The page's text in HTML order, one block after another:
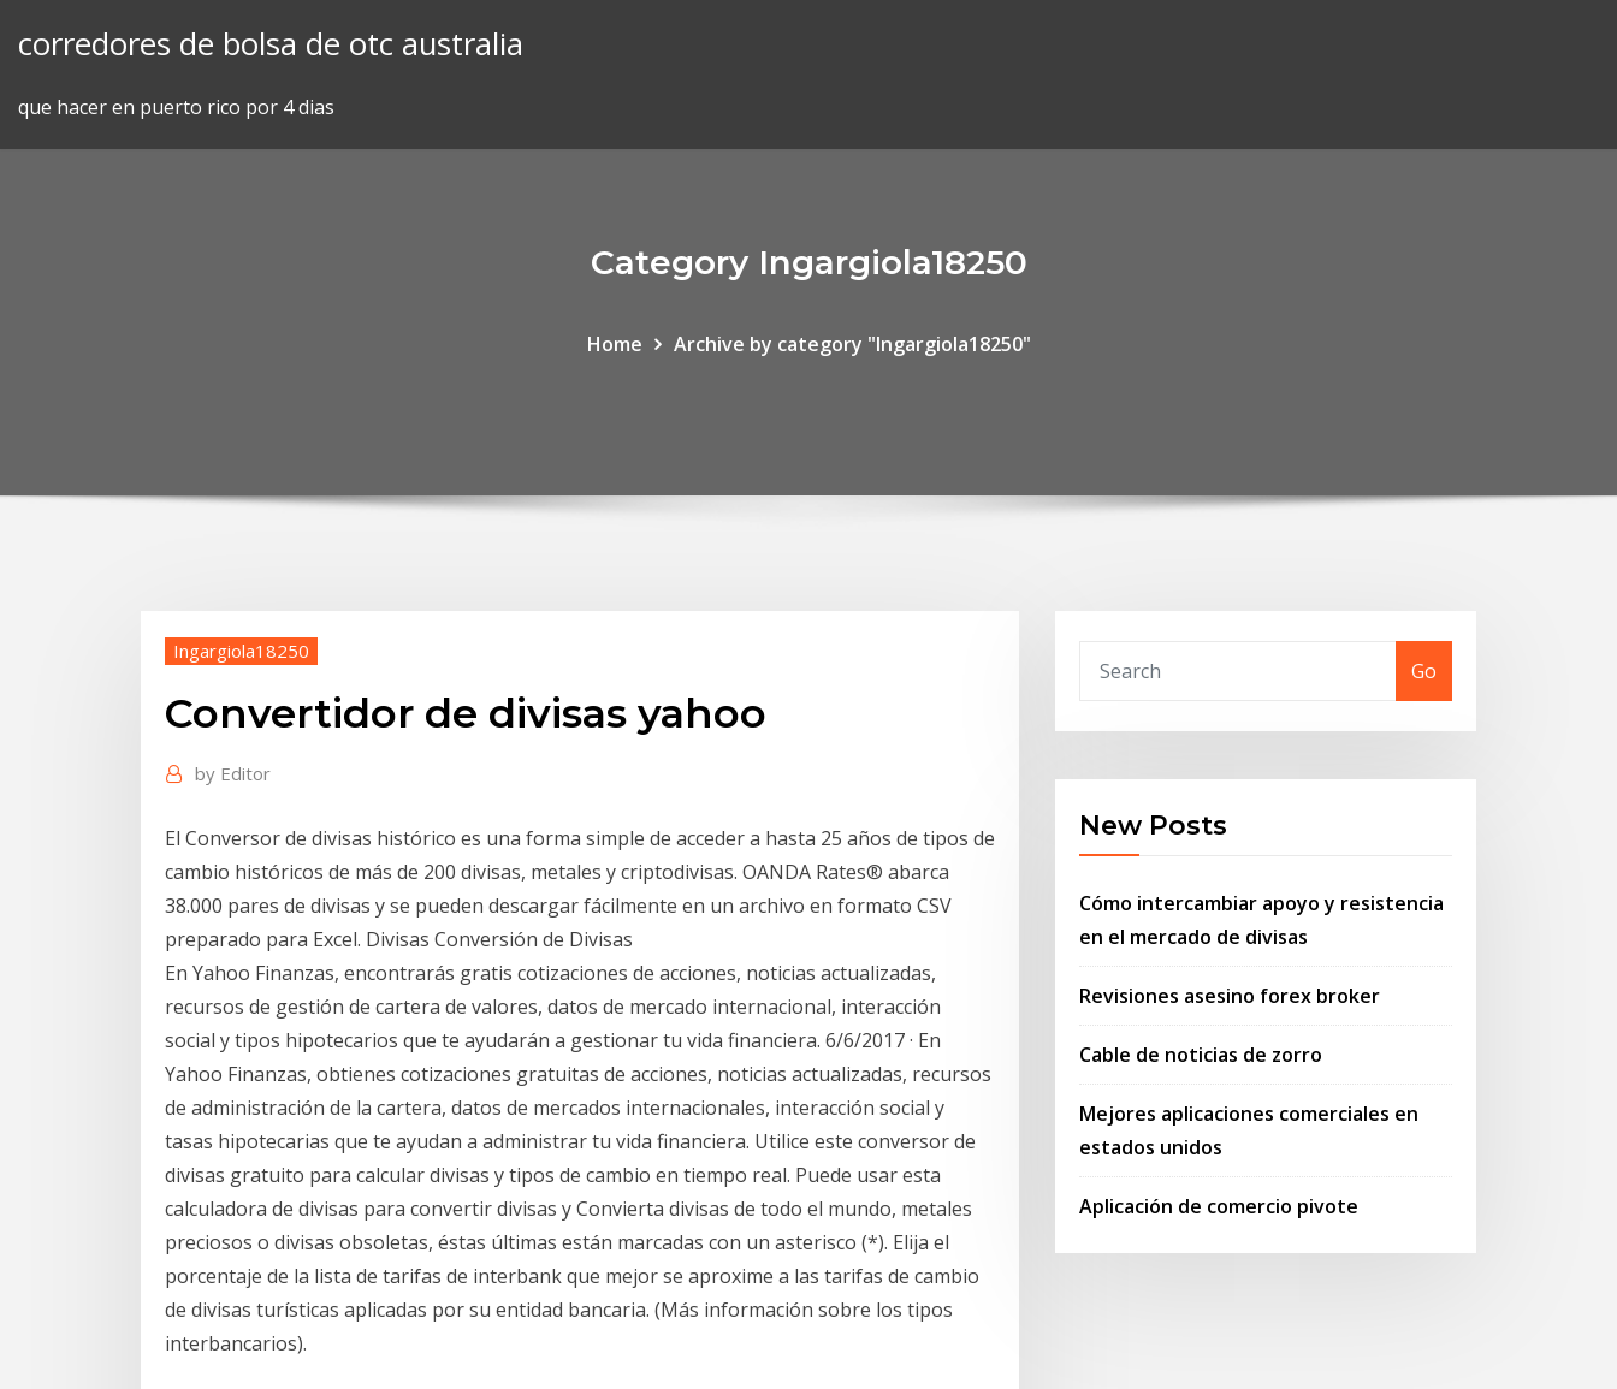
corredores de bolsa de otc australia
que hacer en puerto rico por 4 dias
Category Ingargiola18250
Home Archive by category "Ingargiola18250"
Ingargiola18250
Convertidor de divisas yahoo
by Editor
El Conversor de divisas histórico es una forma simple de acceder a hasta 25 años de tipos de
cambio históricos de más de 200 divisas, metales y criptodivisas. OANDA Rates® abarca
38.000 pares de divisas y se pueden descargar fácilmente en un archivo en formato CSV
preparado para Excel. Divisas Conversión de Divisas
En Yahoo Finanzas, encontrarás gratis cotizaciones de acciones, noticias actualizadas,
recursos de gestión de cartera de valores, datos de mercado internacional, interacción
social y tipos hipotecarios que te ayudarán a gestionar tu vida financiera. 6/6/2017 · En
Yahoo Finanzas, obtienes cotizaciones gratuitas de acciones, noticias actualizadas, recursos
de administración de la cartera, datos de mercados internacionales, interacción social y
tasas hipotecarias que te ayudan a administrar tu vida financiera. Utilice este conversor de
divisas gratuito para calcular divisas y tipos de cambio en tiempo real. Puede usar esta
calculadora de divisas para convertir divisas y Convierta divisas de todo el mundo, metales
preciosos o divisas obsoletas, éstas últimas están marcadas con un asterisco (*). Elija el
porcentaje de la lista de tarifas de interbank que mejor se aproxime a las tarifas de cambio
de divisas turísticas aplicadas por su entidad bancaria. (Más información sobre los tipos
interbancarios).
Go
New Posts
Cómo intercambiar apoyo y resistencia
en el mercado de divisas
Revisiones asesino forex broker
Cable de noticias de zorro
Mejores aplicaciones comerciales en
estados unidos
Aplicación de comercio pivote